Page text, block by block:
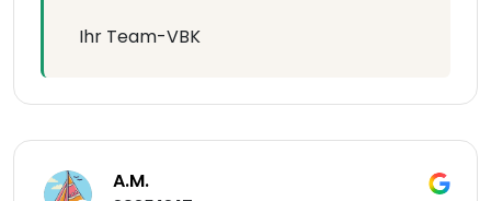
Ihr Team-VBK
A.M.